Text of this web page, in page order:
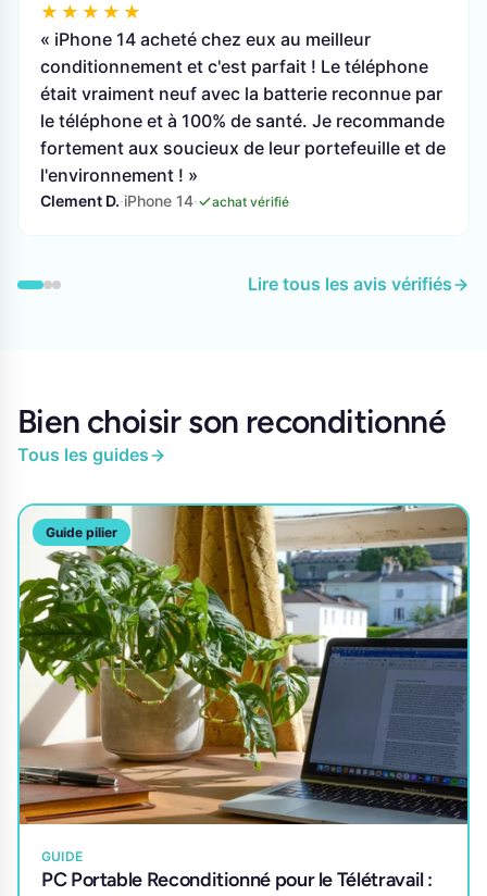
★★★★★
« iPhone 14 acheté chez eux au meilleur
conditionnement et c'est parfait ! Le téléphone
était vraiment neuf avec la batterie reconnue par
le téléphone et à 100% de santé. Je recommande
fortement aux soucieux de leur portefeuille et de
l'environnement ! »
Clement D.·iPhone 14· achat vérifié
Lire tous les avis vérifiés
Bien choisir son reconditionné
Tous les guides
Guide pilier
GUIDE
PC Portable Reconditionné pour le Télétravail :